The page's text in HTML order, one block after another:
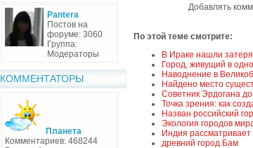
Pantera
Постов на
форуме: 3060
Группа:
Модераторы
КОММЕНТАТОРЫ
Планета
Комментариев: 468244
Добавлять
По этой теме смотрите:
В Ираке нашли
Город, живущий в
Наводнение в
Найдено место
Советник Эрдогана
Точка зрения: как
Назван российский
Экология городов
Индия рассматривает
древний город Бам